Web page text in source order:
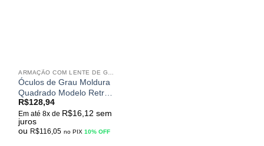
Óculos de Grau Moldura
Quadrado Modelo Retrô
com Lente de Miopia
Leve a Moderada
R$128,94
Em até 8x de R$16,12 sem
juros
ou R$116,05 no PIX10% OFF